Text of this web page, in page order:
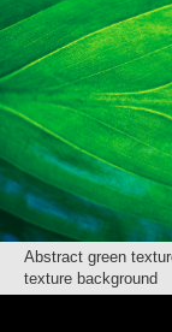
Abstract green
texture background